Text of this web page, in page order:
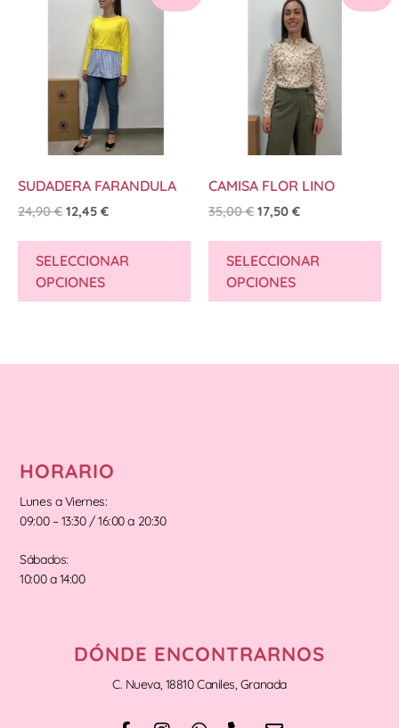
SUDADERA FARANDULA
24,90€ 12,45 €
SELECCIONAR
OPCIONES
CAMISA FLOR LINO
35,00€ 17,50 €
SELECCIONAR
OPCIONES
HORARIO
Lunes a Viernes:
09:00 – 13:30 / 16:00 a 20:30
Sábados:
10:00 a 14:00
DÓNDE ENCONTRARNOS
C. Nueva, 18810 Caniles, Granada